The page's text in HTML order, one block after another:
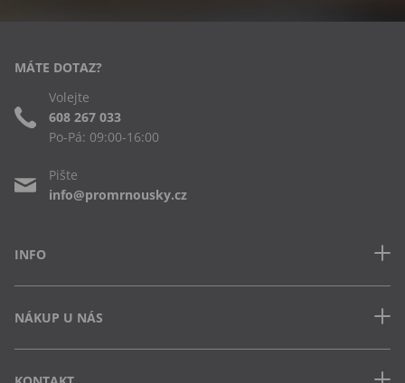
INFO
Často kladené dotazy
Obchodní podmínky
Ochrana osobních údajů
NÁKUP U NÁS
MÁTE DOTAZ?
Volejte
608 267 033
Po-Pá: 09:00-16:00
Pište
info@promrnousky.cz